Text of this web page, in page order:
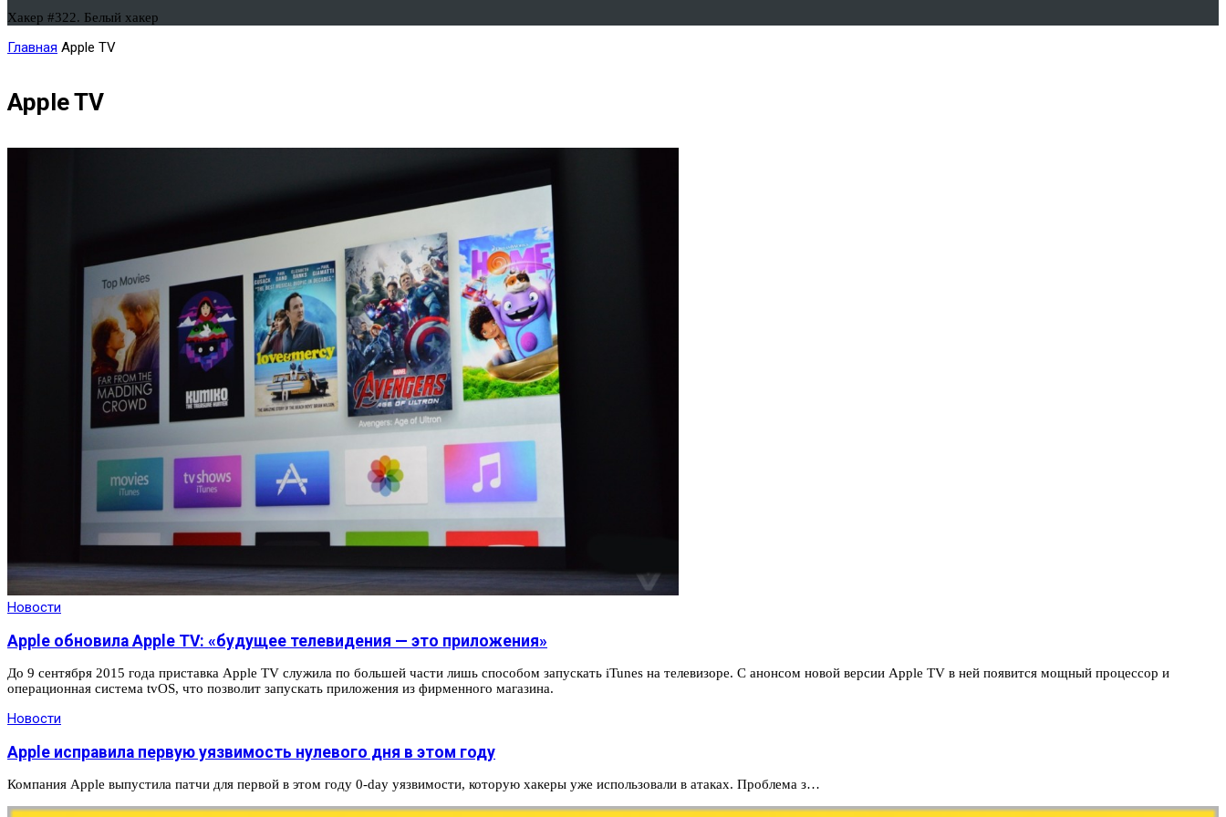
Хакер #322. Белый хакер
Главная Apple TV
Apple TV
Новости
Apple обновила Apple TV: «будущее телевидения — это приложения»
До 9 сентября 2015 года приставка Apple TV служила по большей части лишь способом запускать iTunes на телевизоре. С анонсом новой версии Apple TV в ней появится мощный процессор и
операционная система tvOS, что позволит запускать приложения из фирменного магазина.
Новости
Apple исправила первую уязвимость нулевого дня в этом году
Компания Apple выпустила патчи для первой в этом году 0-day уязвимости, которую хакеры уже использовали в атаках. Проблема з…